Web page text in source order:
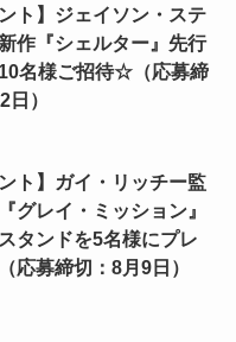
ント】ジェイソン・ステ
作『シェルター』先行
名様ご招待☆（応募締
）
ント】ガイ・リッチー監
グレイ・ミッション』
タンドを5名様にプレ
応募締切：8月9日）